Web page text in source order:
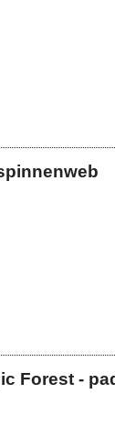
Forest -